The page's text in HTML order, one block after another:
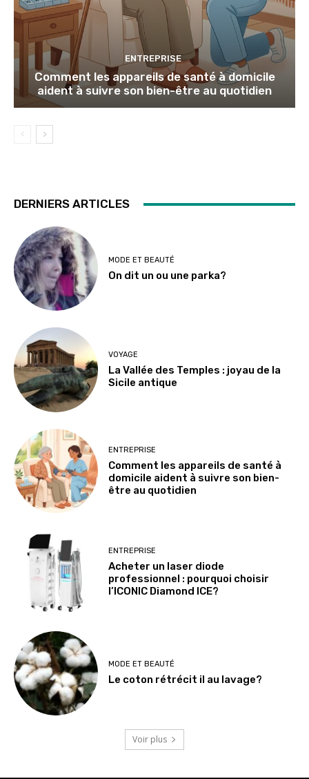
ENTREPRISE
Comment les appareils de santé à domicile
aident à suivre son bien-être au quotidien
DERNIERS ARTICLES
MODE ET BEAUTÉ
On dit un ou une parka?
VOYAGE
La Vallée des Temples : joyau de la
Sicile antique
ENTREPRISE
Comment les appareils de santé à
domicile aident à suivre son bien-
être au quotidien
ENTREPRISE
Acheter un laser diode
professionnel : pourquoi choisir
l’ICONIC Diamond ICE?
MODE ET BEAUTÉ
Le coton rétrécit il au lavage?
Voir plus